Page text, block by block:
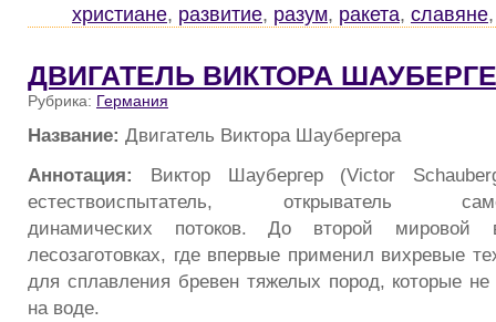
христиане, развитие, разум, ракета, славяне
ДВИГАТЕЛЬ ВИКТОРА
Рубрика: Германия
Название: Двигатель Виктора Шаубергера
Аннотация: Виктор Шаубергер (Victor
естествоиспытатель, открыватель
динамических потоков. До второй мировой
лесозаготовках, где впервые применил вихревые
для сплавления бревен тяжелых пород, которые
на воде.